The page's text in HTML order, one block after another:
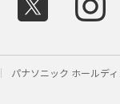
パナソニック ホールデ